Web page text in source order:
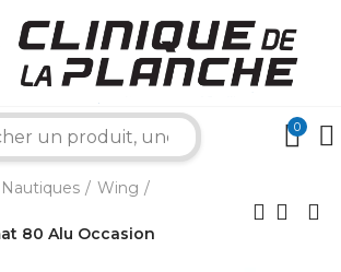
0
Wing
80 Alu Occasion
×
Je suis votre expert nautique.
puis-je vous aider aujourd'hui ?